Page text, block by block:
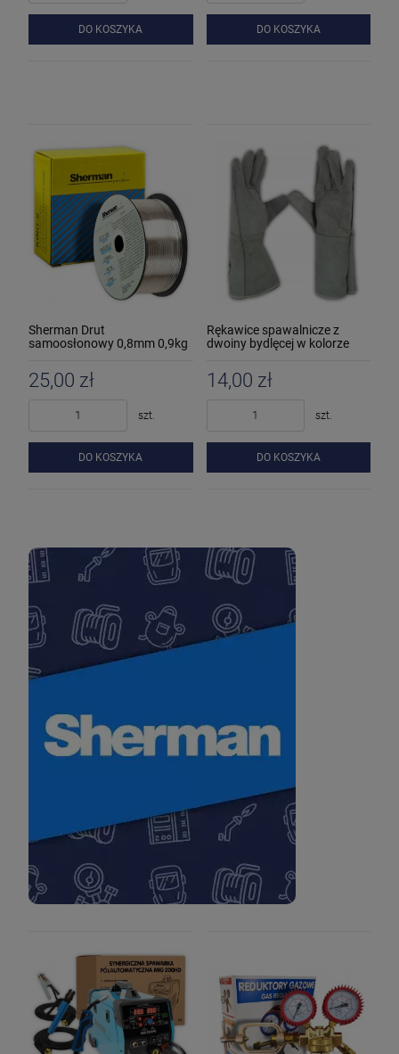
DO KOSZYKA DO KOSZYKA
Sherman Drut
samoosłonowy 0,8mm 0,9kg
25,00 zł
szt.
DO KOSZYKA
Rękawice spawalnicze z
dwoiny bydlęcej w kolorze
14,00 zł
szt.
DO KOSZYKA